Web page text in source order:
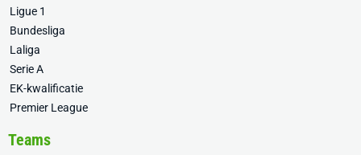
Ligue 1
Bundesliga
Laliga
Serie A
EK-kwalificatie
Premier League
Teams